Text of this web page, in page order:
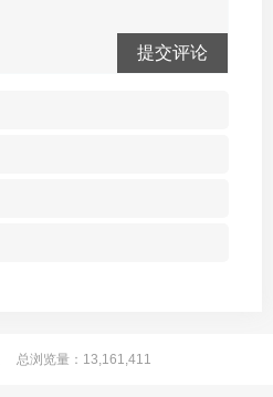
提交评论
总浏览量：13,161,411